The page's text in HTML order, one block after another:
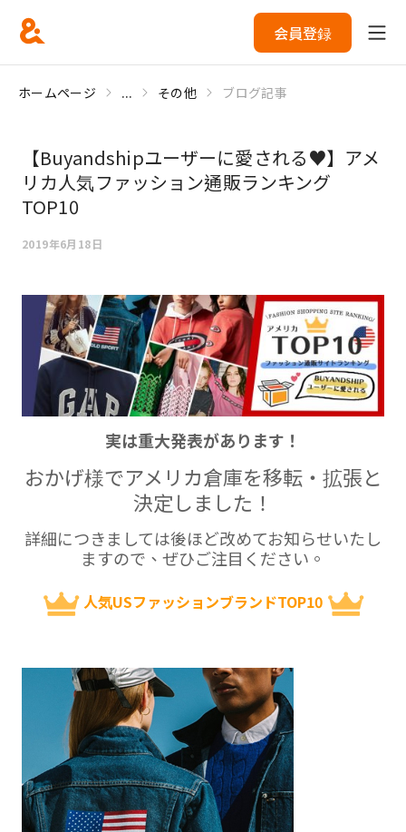
会員登録
ホームページ ... その他 ブログ記事
【Buyandshipユーザーに愛される♥】アメ
リカ人気ファッション通販ランキング
TOP10
2019年6月18日
実は重大発表があります！
おかげ様でアメリカ倉庫を移転・拡張と
決定しました！
詳細につきましては後ほど改めてお知らせいたし
ますので、ぜひご注目ください。
人気USファッションブランドTOP10